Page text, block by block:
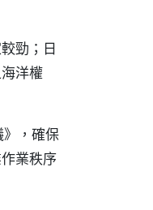
勁；日
洋權
，確保
業秩序